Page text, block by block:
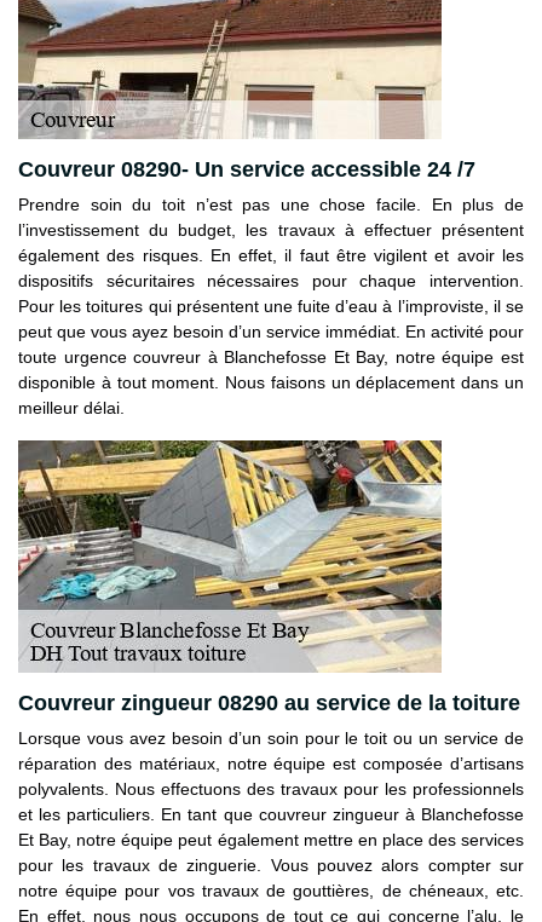
Couvreur 08290- Un service accessible 24 /7
Prendre soin du toit n’est pas une chose facile. En plus de
l’investissement du budget, les travaux à effectuer présentent
également des risques. En effet, il faut être vigilent et avoir les
dispositifs sécuritaires nécessaires pour chaque intervention.
Pour les toitures qui présentent une fuite d’eau à l’improviste, il se
peut que vous ayez besoin d’un service immédiat. En activité pour
toute urgence couvreur à Blanchefosse Et Bay, notre équipe est
disponible à tout moment. Nous faisons un déplacement dans un
meilleur délai.
Couvreur zingueur 08290 au service de la toiture
Lorsque vous avez besoin d’un soin pour le toit ou un service de
réparation des matériaux, notre équipe est composée d’artisans
polyvalents. Nous effectuons des travaux pour les professionnels
et les particuliers. En tant que couvreur zingueur à Blanchefosse
Et Bay, notre équipe peut également mettre en place des services
pour les travaux de zinguerie. Vous pouvez alors compter sur
notre équipe pour vos travaux de gouttières, de chéneaux, etc.
En effet, nous nous occupons de tout ce qui concerne l’alu, le